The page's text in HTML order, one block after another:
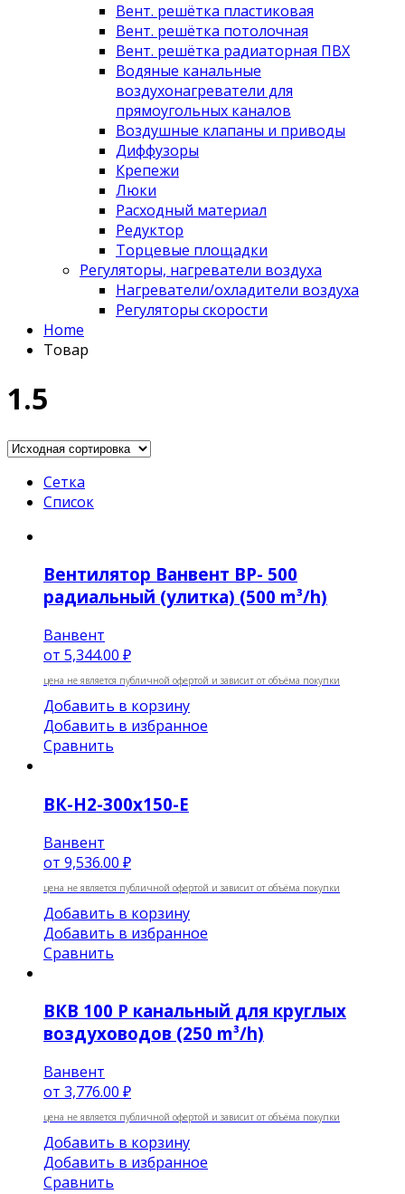
Вент. решётка пластиковая
Вент. решётка потолочная
Вент. решётка радиаторная ПВХ
Водяные канальные
воздухонагреватели для
прямоугольных каналов
Воздушные клапаны и приводы
Диффузоры
Крепежи
Люки
Расходный материал
Редуктор
Торцевые площадки
Регуляторы, нагреватели воздуха
Нагреватели/охладители воздуха
Регуляторы скорости
Home
Товар
1.5
Сетка
Список
Вентилятор Ванвент BP- 500
радиальный (улитка) (500 m³/h)
Ванвент
от 5,344.00 ₽
цена не является публичной офертой и зависит от объёма покупки
Добавить в корзину
Добавить в избранное
Сравнить
ВК-Н2-300х150-E
Ванвент
от 9,536.00 ₽
цена не является публичной офертой и зависит от объёма покупки
Добавить в корзину
Добавить в избранное
Сравнить
ВКВ 100 P канальный для круглых
воздуховодов (250 m³/h)
Ванвент
от 3,776.00 ₽
цена не является публичной офертой и зависит от объёма покупки
Добавить в корзину
Добавить в избранное
Сравнить